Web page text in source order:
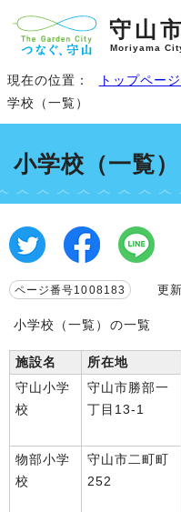
守山市
Moriyama
現在の位置： トップページ
学校（一覧）
小学校（一覧）
ページ番号1008183 更新
小学校（一覧）の一覧
施設名 所在地
守山小学
校
守山市勝部一
丁目13-1
物部小学
校
守山市二町町
252